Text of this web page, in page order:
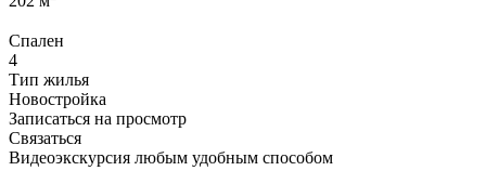
Спален
4
Тип жилья
Новостройка
Записаться на просмотр
Связаться
Видеоэкскурсия любым удобным способом